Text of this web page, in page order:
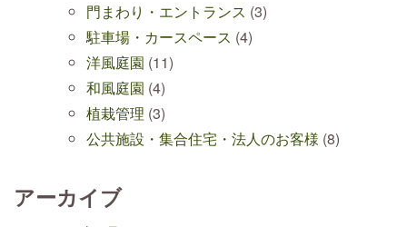
門まわり・エントランス (3)
駐車場・カースペース (4)
洋風庭園 (11)
和風庭園 (4)
植栽管理 (3)
公共施設・集合住宅・法人のお客様 (8)
アーカイブ